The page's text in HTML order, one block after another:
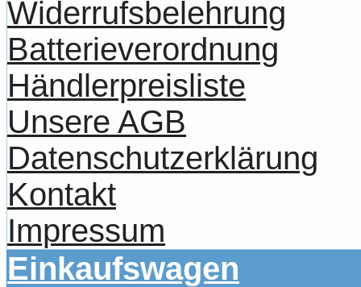
Widerrufsbelehrung
Batterieverordnung
Händlerpreisliste
Unsere AGB
Datenschutzerklärung
Kontakt
Impressum
Einkaufswagen